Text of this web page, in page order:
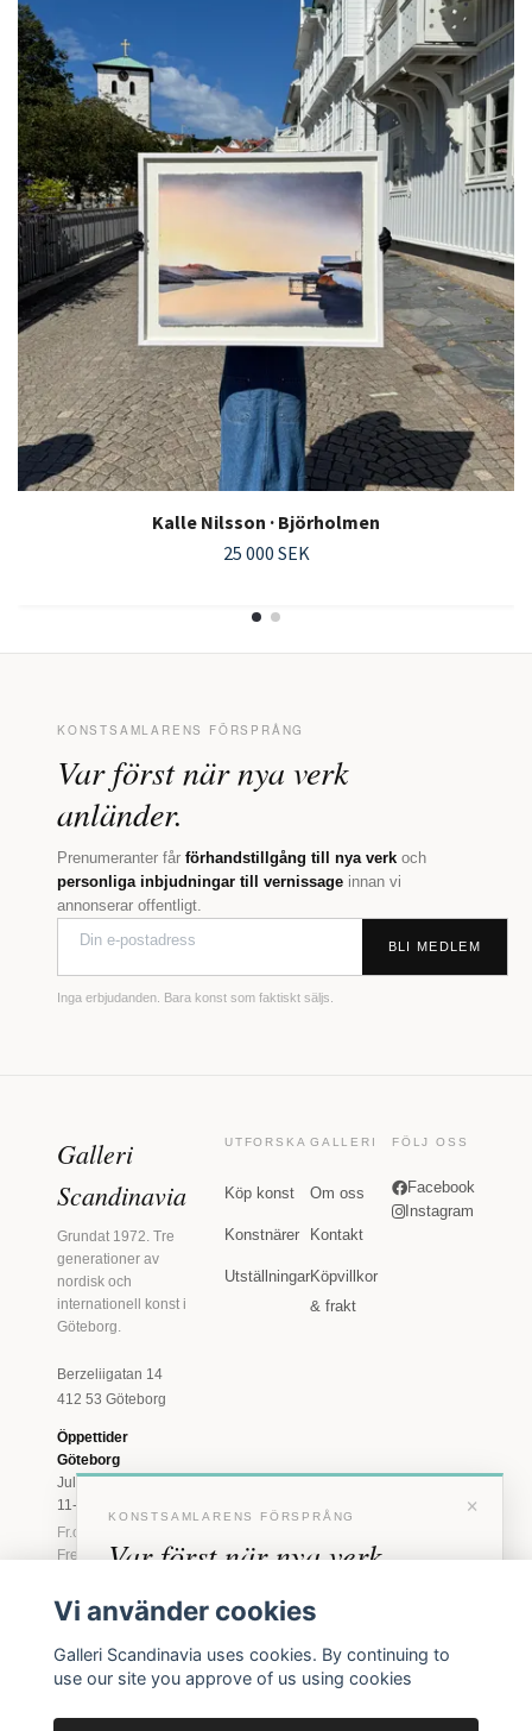
Kalle Nilsson · Björholmen
25 000 SEK
KONSTSAMLARENS FÖRSPRÅNG
Var först när nya verk
anländer.
Prenumeranter får förhandstillgång till nya verk och
personliga inbjudningar till vernissage innan vi
annonserar offentligt.
BLI MEDLEM
Inga erbjudanden. Bara konst som faktiskt säljs.
Galleri
Scandinavia
Grundat 1972. Tre
generationer av
nordisk och
internationell konst i
Göteborg.
Berzeliigatan 14
412 53 Göteborg
Öppettider
Göteborg
Juli: Tis 11-18 · Lör
11-16
Fr.o.m. augusti: Tis-
Fre 11-18 · Lör 11-
Marstrand
2026
Tis-Fre 11-18 ·
UTFORSKA
Köp konst
Konstnärer
Utställningar
GALLERI
Om oss
Kontakt
Köpvillkor
& frakt
FÖLJ OSS
Facebook
Instagram
×
KONSTSAMLARENS FÖRSPRÅNG
Var först när nya verk
anländer
inbjudningar till vernissage, innan vi annonserar
offentligt.
Vi använder cookies
Galleri Scandinavia uses cookies. By continuing to
use our site you approve of us using cookies